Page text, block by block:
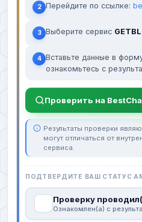
2 Перейдите по ссылке:
3 Выберите сервис
4 Вставьте данные в
ознакомьтесь с
Проверить на
Результаты проверки
могут отличаться от
сервиса.
ПОДТВЕРДИТЕ ВАШ СТАТУС
Проверку
Ознакомлен(а) с